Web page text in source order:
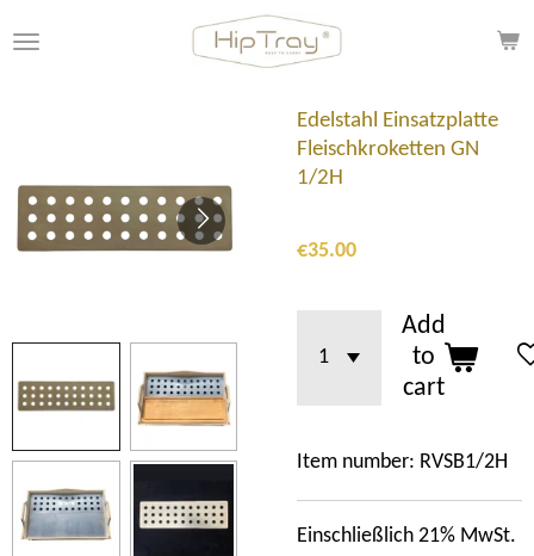
to
Edelstahl Einsatzplatte
Fleischkroketten GN
1/2H
€35.00
Add
to
cart
Item number: RVSB1/2H
Einschließlich 21% MwSt.